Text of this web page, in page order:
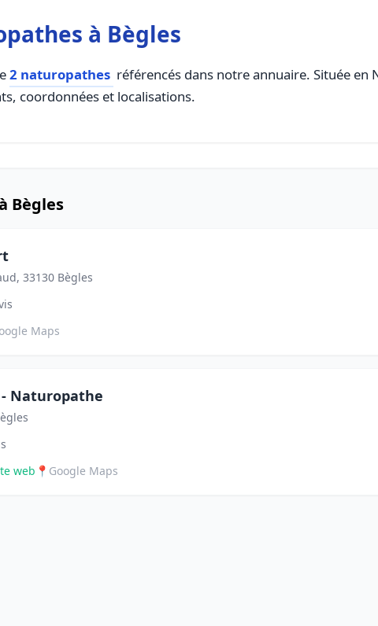
à Bègles
2 naturopathes référencés dans notre annuaire. Située
coordonnées et localisations.
Bègles
33130 Bègles
Maps
- Naturopathe
web 📍 Google Maps